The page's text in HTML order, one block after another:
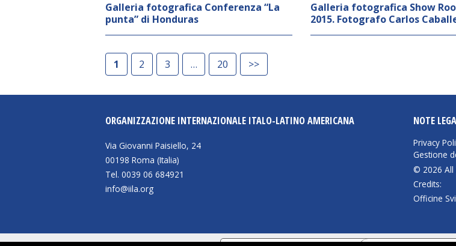
Galleria fotografica Conferenza “La
punta” di Honduras
Galleria fotografica Show
2015. Fotografo Carlos
1 2 3 20 >>
ORGANIZZAZIONE INTERNAZIONALE ITALO-LATINO AMERICANA
Via Giovanni Paisiello, 24
00198 Roma (Italia)
Tel. 0039 06 684921
info@iila.org
NOTE
Privacy
Gestione
© 2026 All
Credits:
Officine